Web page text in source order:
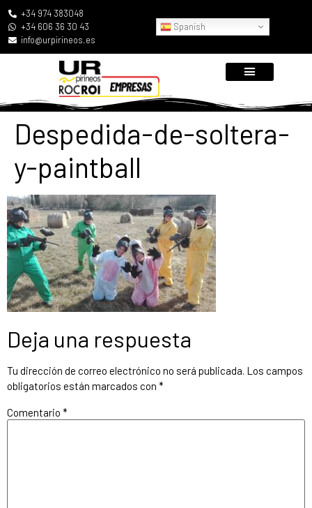
+34 974 383048
+34 606 36 30 43
info@urpirineos.es
Spanish
Despedida-de-soltera-
y-paintball
Deja una respuesta
Tu dirección de correo electrónico no será publicada. Los campos
obligatorios están marcados con *
Comentario *